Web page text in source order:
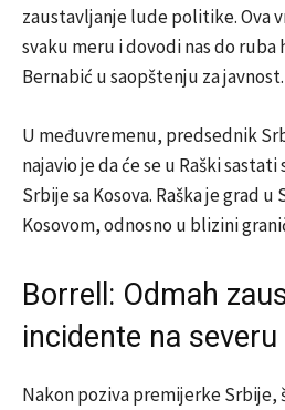
zaustavljanje lude politike. Ova
svaku meru i dovodi nas do ruba
Bernabić u saopštenju za javnost.
U međuvremenu, predsednik
najavio je da će se u Raški
Srbije sa Kosova. Raška je grad
Kosovom, odnosno u blizini
Borrell: Odmah
incidente na severu
Nakon poziva premijerke